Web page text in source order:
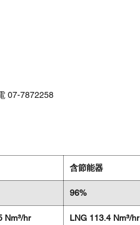
07-7872258
含節能器
96%
Nm³/hr
LNG 113.4 Nm³/hr